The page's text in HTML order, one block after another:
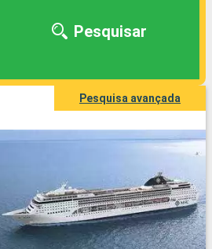
Pesquisar
Pesquisa avançada